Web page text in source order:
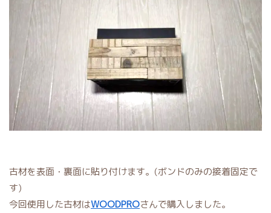
古材を表面・裏面に貼り付けます。(ボンドのみの接着固定で
す)
今回使用した古材はWOODPROさんで購入しました。